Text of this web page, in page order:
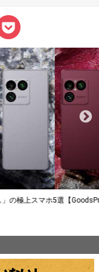
2026上半期
薄着